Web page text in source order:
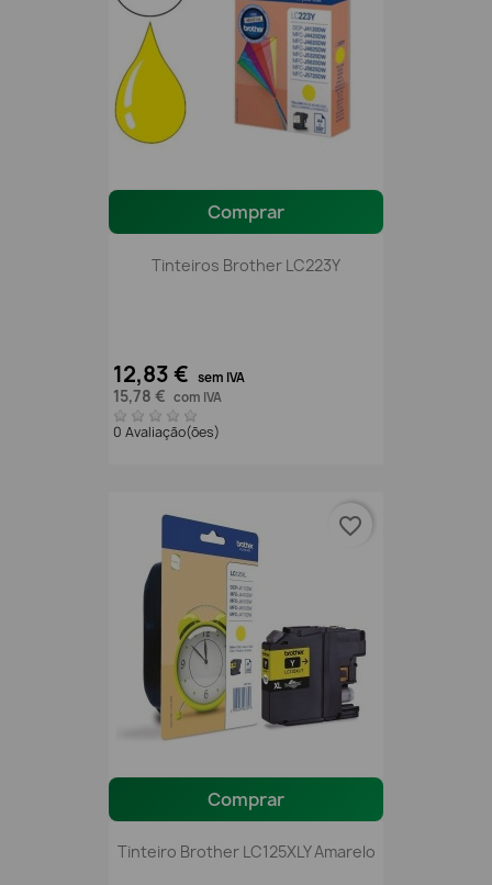
Comprar
Tinteiros Brother LC223Y
12,83 € sem IVA
15,78 € com IVA
0 Avaliação(ões)
Comprar
Tinteiro Brother LC125XLY Amarelo
favorite_border